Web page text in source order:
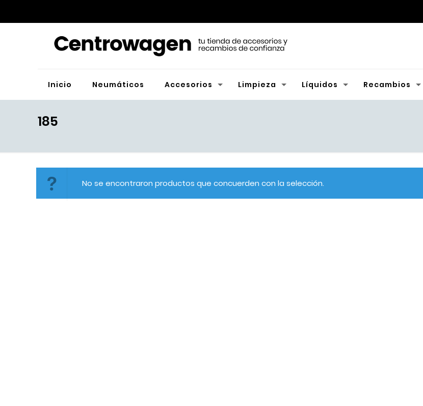
Inicio Neumáticos Accesorios Limpieza Líquidos Recambios
185
No se encontraron productos que concuerden con la selección.